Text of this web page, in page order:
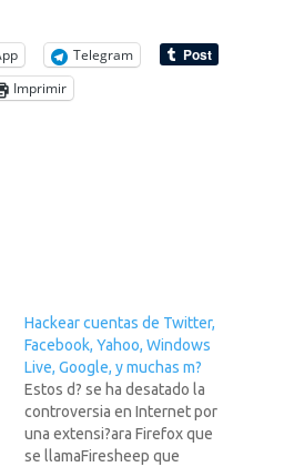
Telegram
Imprimir
Hackear cuentas de Twitter,
Facebook, Yahoo, Windows
Live, Google, y muchas m?
Estos d? se ha desatado la
controversia en Internet por
una extensi?ara Firefox que
se llamaFiresheep que